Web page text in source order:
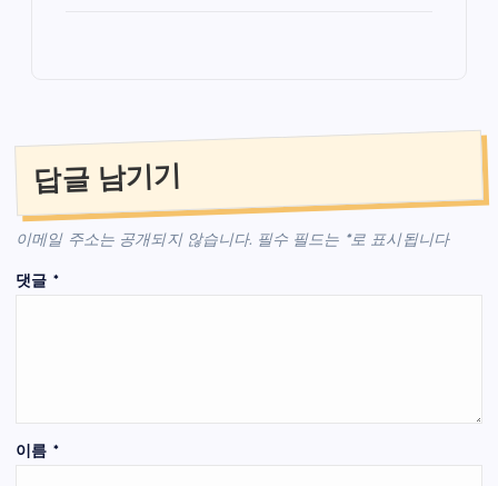
답글 남기기
이메일 주소는 공개되지 않습니다. 필수 필드는 *로 표시됩니다
댓글 *
이름 *